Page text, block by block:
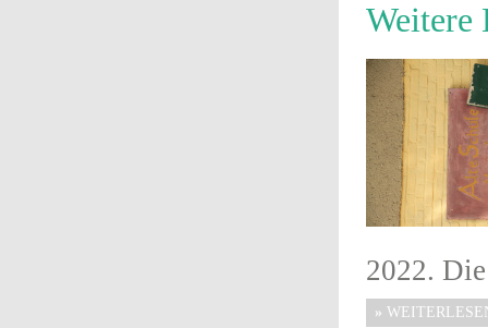
Weitere
2022.
»